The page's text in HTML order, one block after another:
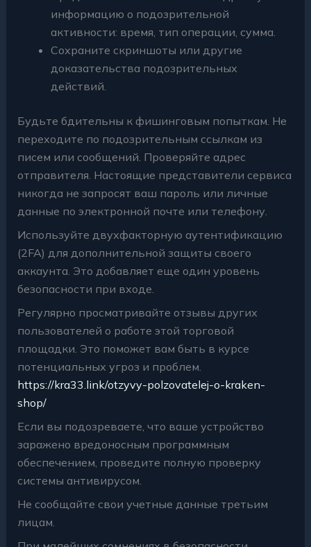
информацию о подозрительной
активности: время, тип операции, сумма.
Сохраните скриншоты или другие
доказательства подозрительных
действий.
Будьте бдительны к фишинговым попыткам. Не
переходите по подозрительным ссылкам из
писем или сообщений. Проверяйте адрес
отправителя. Настоящие представители сервиса
никогда не запросят ваш пароль или личные
данные по электронной почте или телефону.
Используйте двухфакторную аутентификацию
(2FA) для дополнительной защиты своего
аккаунта. Это добавляет еще один уровень
безопасности при входе.
Регулярно просматривайте отзывы других
пользователей о работе этой торговой
площадки. Это поможет вам быть в курсе
потенциальных угроз и проблем.
https://kra33.link/otzyvy-polzovatelej-o-kraken-
shop/
Если вы подозреваете, что ваше устройство
заражено вредоносным программным
обеспечением, проведите полную проверку
системы антивирусом.
Не сообщайте свои учетные данные третьим
лицам.